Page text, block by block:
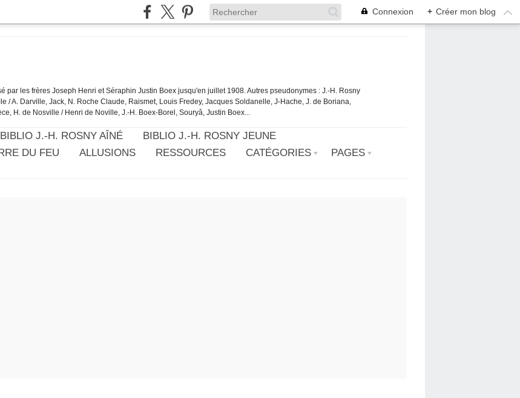
Connexion + Créer mon blog
par les frères Joseph Henri et Séraphin Justin Boex jusqu'en juillet 1908. Autres pseudonymes : J.-H. Rosny
/ A. Darville, Jack, N. Roche Claude, Raismet, Louis Fredey, Jacques Soldanelle, J-Hache, J. de Boriana,
H. de Nosville / Henri de Noville, J.-H. Boex-Borel, Souryâ, Justin Boex...
BIBLIO J.-H. ROSNY AÎNÉ
BIBLIO J.-H. ROSNY JEUNE
DU FEU ALLUSIONS RESSOURCES CATÉGORIES
PAGES